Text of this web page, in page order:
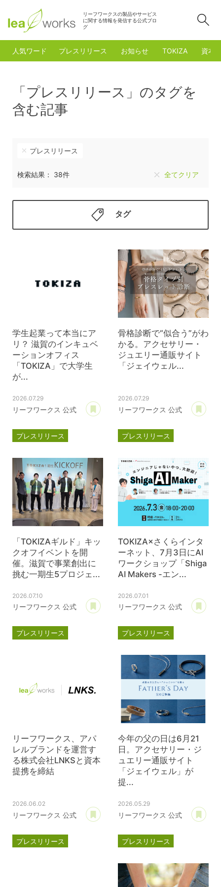
リーフワークスの製品やサービス
に関する情報を発信する公式ブロ
グ
人気ワード プレスリリース お知らせ TOKIZA 資本
「プレスリリース」のタグを
含む記事
プレスリリース
検索結果： 38件 全てクリア
タグ
学生起業って本当にア
リ？ 滋賀のインキュベ
ーションオフィス
「TOKIZA」で大学生
が...
2026.07.29
リーフワークス 公式
あとで読む
プレスリリース
骨格診断で“似合う”がわ
かる。アクセサリー・
ジュエリー通販サイト
「ジェイウェル...
2026.07.29
リーフワークス 公式
プレスリリース
「TOKIZAギルド」キッ
クオフイベントを開
催。滋賀で事業創出に
挑む一期生5プロジェ...
2026.07.10
リーフワークス 公式
あとで読む
プレスリリース
TOKIZA×さくらインタ
ーネット、7月3日にAI
ワークショップ「Shiga
AI Makers -エン...
2026.07.01
リーフワークス 公式
プレスリリース
リーフワークス、アパ
レルブランドを運営す
る株式会社LNKSと資本
提携を締結
2026.06.02
リーフワークス 公式
あとで読む
プレスリリース
今年の父の日は6月21
日。アクセサリー・ジ
ュエリー通販サイト
「ジェイウェル」が
提...
2026.05.29
リーフワークス 公式
プレスリリース